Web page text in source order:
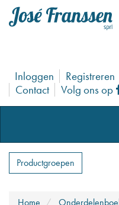
Inloggen Registreren
Contact
Volg ons op
Productgroepen
Home